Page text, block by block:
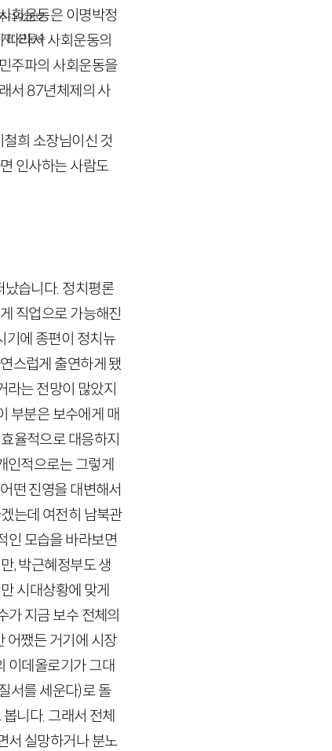
회운동은 이명박정
라서 사회운동의
주파의 사회운동을
서 87년체제의 사
희 소장님이신 것
인사하는 사람도
났습니다. 정치평론
직업으로 가능해진
기에 종편이 정치뉴
스럽게 출연하게 됐
라는 전망이 많았지
부분은 보수에게 매
율적으로 대응하지
인적으로는 그렇게
떤 진영을 대변해서
는데 여전히 남북관
인 모습을 바라보면
, 박근혜정부도 생
시대상황에 맞게
가 지금 보수 전체의
어쨌든 거기에 시장
이데올로기가 그대
서를 세운다)로 돌
니다. 그래서 전체
서 실망하거나 분노
-1928호
: 신문수